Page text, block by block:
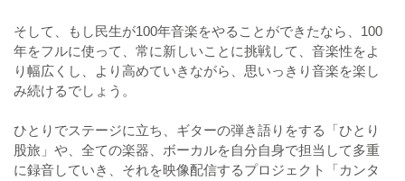
そして、もし民生が100年音楽をやることができたなら、100
年をフルに使って、常に新しいことに挑戦して、音楽性をよ
り幅広くし、より高めていきながら、思いっきり音楽を楽し
み続けるでしょう。
ひとりでステージに立ち、ギターの弾き語りをする「ひとり
股旅」や、全ての楽器、ボーカルを自分自身で担当して多重
に録音していき、それを映像配信するプロジェクト「カンタ